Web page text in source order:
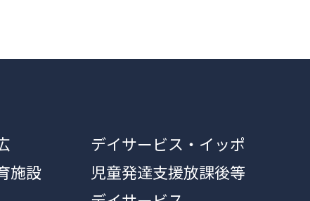
施設
デイサービス・イッポ
児童発達支援放課後等